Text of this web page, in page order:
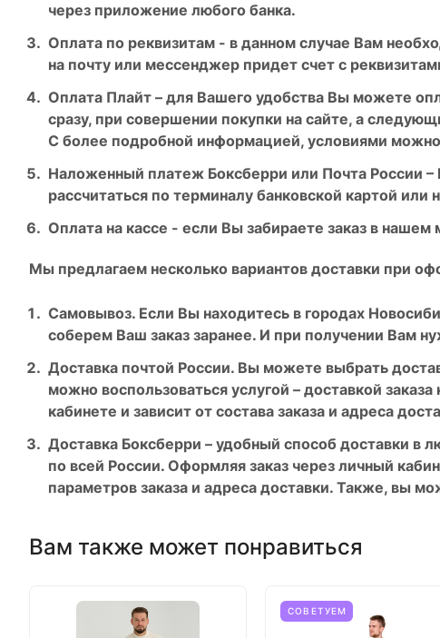
через приложение любого банка.
Оплата по реквизитам - в данном случае Вам
на почту или мессенджер придет счет с
Оплата Плайт – для Вашего удобства Вы можете
сразу, при совершении покупки на сайте, а
С более подробной информацией, условиями
Наложенный платеж Боксберри или Почта России
рассчитаться по терминалу банковской картой или
Оплата на кассе - если Вы забираете заказ в
Мы предлагаем несколько вариантов доставки при
Самовывоз. Если Вы находитесь в городах
соберем Ваш заказ заранее. И при получении Вам
Доставка почтой России. Вы можете выбрать
можно воспользоваться услугой – доставкой
кабинете и зависит от состава заказа и адреса
Доставка Боксберри – удобный способ доставки в
по всей России. Оформляя заказ через личный
параметров заказа и адреса доставки. Также, вы
Вам также может понравиться
СОВЕТУЕМ